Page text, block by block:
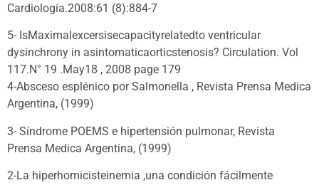
Cardiología.2008:61 (8):884-7
5- IsMaximalexcersisecapacityrelatedto ventricular
dysinchrony in asintomaticaorticstenosis? Circulation. Vol
117.N° 19 .May18 , 2008 page 179
4-Absceso esplénico por Salmonella , Revista Prensa Medica
Argentina, (1999)
3- Síndrome POEMS e hipertensión pulmonar, Revista
Prensa Medica Argentina, (1999)
2-La hiperhomicisteinemia ,una condición fácilmente